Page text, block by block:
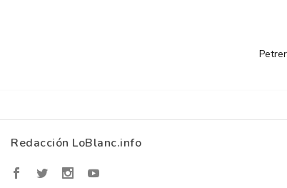
Redacción LoBlanc.info